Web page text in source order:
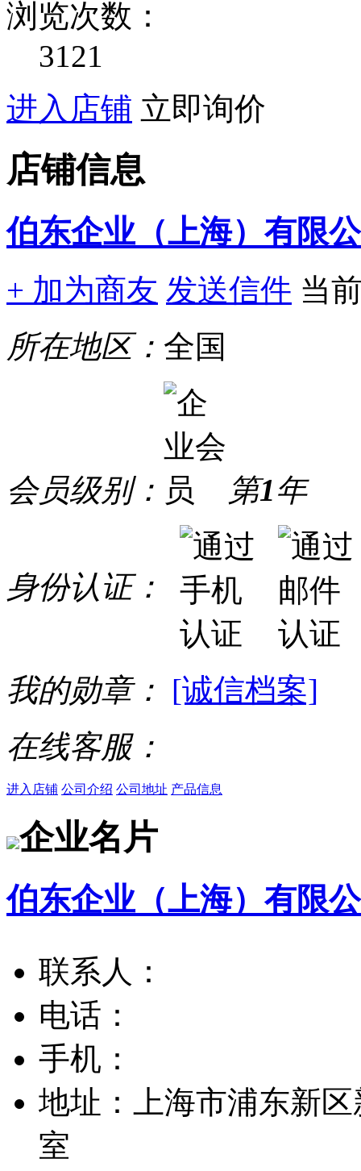
浏览次数：
3121
进入店铺 立即询价
店铺信息
伯东企业（上海）有限
+ 加为商友 发送信件 当
所在地区： 全国
会员级别： 第1年
身份认证：
我的勋章： [诚信档案]
在线客服：
进入店铺 公司介绍 公司地址 产品信息
企业名片
伯东企业（上海）有限
联系人：
电话：
手机：
地址：
上海市浦东新
室